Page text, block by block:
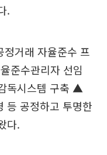
.
정거래 자율준수 프
준수관리자 선임
독시스템 구축 ▲
등 공정하고 투명한
다.